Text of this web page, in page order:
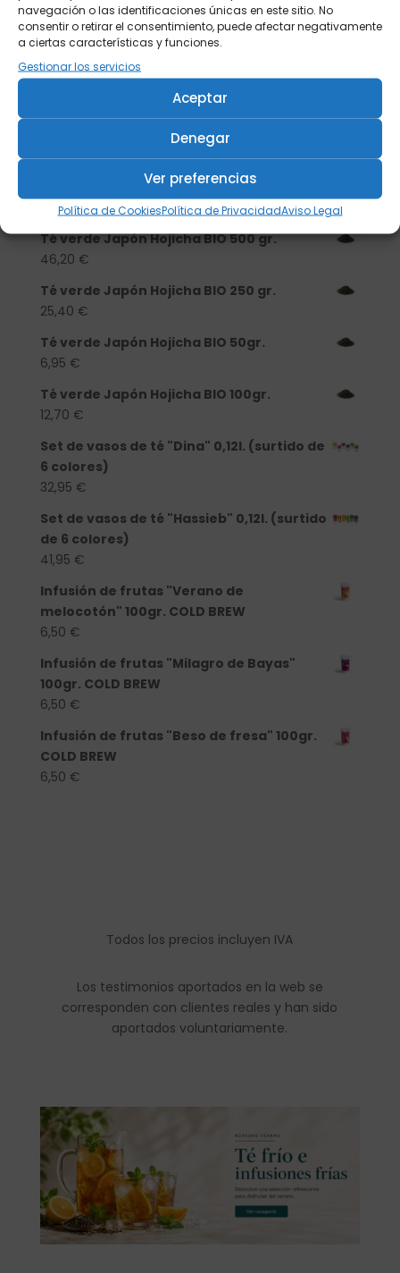
navegación o las identificaciones únicas en este sitio. No
consentir o retirar el consentimiento, puede afectar negativamente
a ciertas características y funciones.
Gestionar los servicios
Aceptar
Denegar
Ver preferencias
Política de CookiesPolítica de PrivacidadAviso Legal
Buscar
13,90€
Té verde Japón Hojicha BIO 500 gr.
46,20 €
Té verde Japón Hojicha BIO 250 gr.
25,40 €
Té verde Japón Hojicha BIO 50gr.
6,95 €
Té verde Japón Hojicha BIO 100gr.
12,70 €
Set de vasos de té "Dina" 0,12l. (surtido de
6 colores)
32,95 €
Set de vasos de té "Hassieb" 0,12l. (surtido
de 6 colores)
41,95 €
Infusión de frutas "Verano de
melocotón" 100gr. COLD BREW
6,50 €
Infusión de frutas "Milagro de Bayas"
100gr. COLD BREW
6,50 €
Infusión de frutas "Beso de fresa" 100gr.
COLD BREW
6,50 €
Todos los precios incluyen IVA
Los testimonios aportados en la web se
corresponden con clientes reales y han sido
aportados voluntariamente.